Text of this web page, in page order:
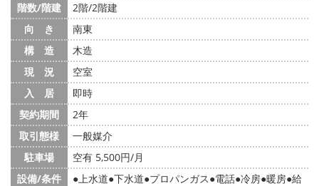
階数/階建
2階/2階建
向 き
南東
構 造
木造
現 況
空室
入 居
即時
契約期間
2年
取引態様
一般媒介
駐車場
空有 5,500円/月
設備/条件
上水道 下水道 プロパンガス 電話 冷房 暖房 給